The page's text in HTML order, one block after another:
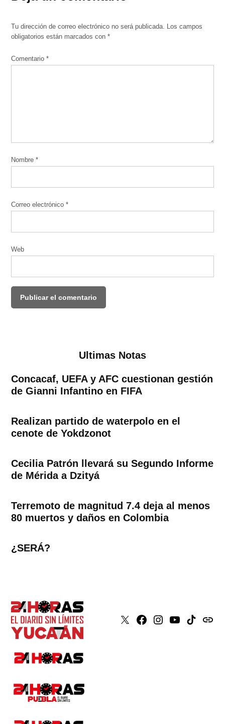
Tu dirección de correo electrónico no será publicada. Los campos
obligatorios están marcados con*
Comentario*
Nombre*
Correo electrónico*
Web
Ultimas Notas
Concacaf, UEFA y AFC cuestionan gestión
de Gianni Infantino en FIFA
Realizan partido de waterpolo en el
cenote de Yokdzonot
Cecilia Patrón llevará su Segundo Informe
de Mérida a Dzityá
Terremoto de magnitud 7.4 deja al menos
80 muertos y daños en Colombia
¿SERÁ?
X Faceboook
Instagram
YoutubeTiktokissuu